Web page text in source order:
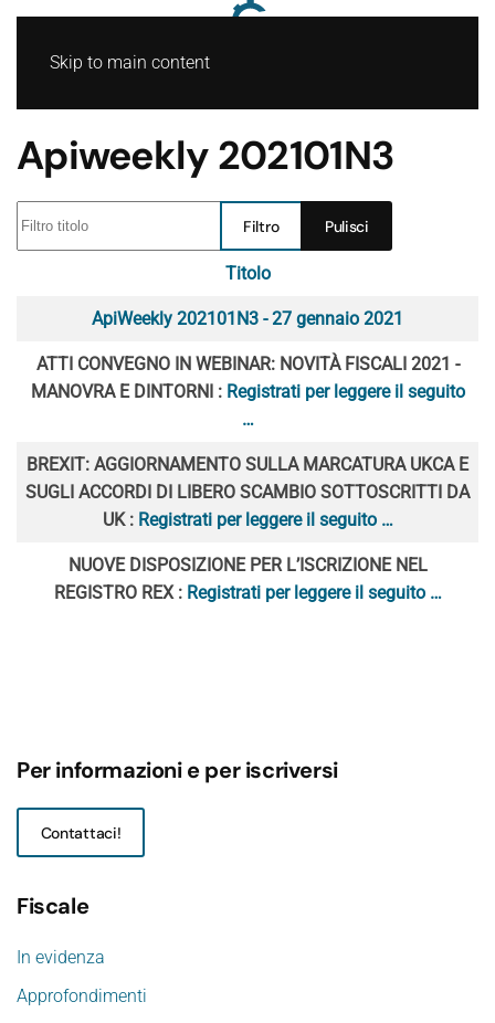
Skip to main content
Apiweekly 202101N3
Filtro Pulisci
Titolo
ApiWeekly 202101N3 - 27 gennaio 2021
ATTI CONVEGNO IN WEBINAR: NOVITÀ FISCALI 2021 -
MANOVRA E DINTORNI : Registrati per leggere il seguito
…
BREXIT: AGGIORNAMENTO SULLA MARCATURA UKCA E
SUGLI ACCORDI DI LIBERO SCAMBIO SOTTOSCRITTI DA
UK : Registrati per leggere il seguito …
NUOVE DISPOSIZIONE PER L’ISCRIZIONE NEL
REGISTRO REX : Registrati per leggere il seguito …
Per informazioni e per iscriversi
Contattaci!
Fiscale
In evidenza
Approfondimenti